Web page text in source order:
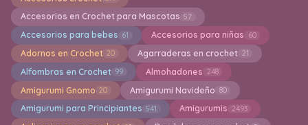
Accesorios en Crochet para Mascotas 57
Accesorios para bebes 61 Accesorios para niñas 60
Adornos en Crochet 20 Agarraderas en crochet 21
Alfombras en Crochet 99 Almohadones 248
Amigurumi Gnomo 20 Amigurumi Navideño 80
Amigurumi para Principiantes 541 Amigurumis 2493